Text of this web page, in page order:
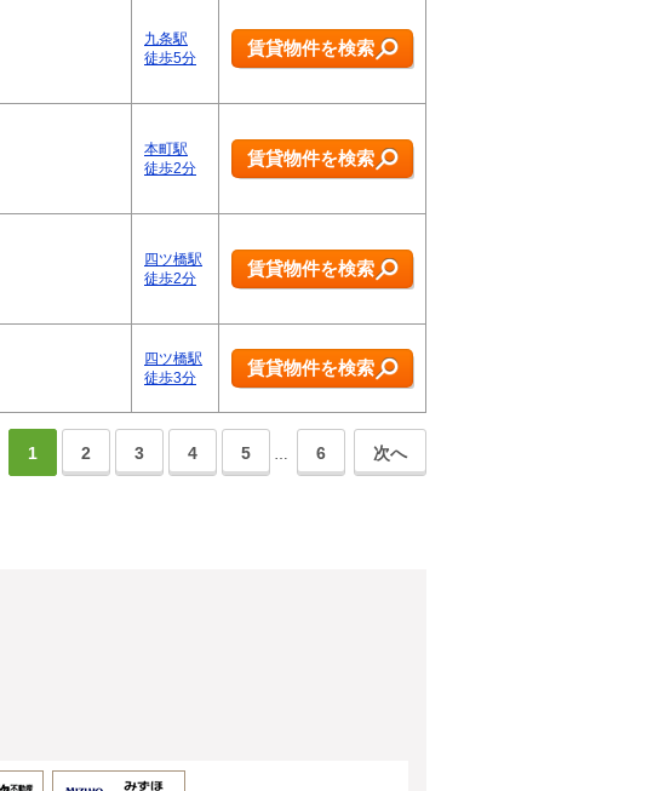
九条駅
徒歩5分
賃貸物件を検索
本町駅
徒歩2分
賃貸物件を検索
四ツ橋駅
徒歩2分
賃貸物件を検索
四ツ橋駅
徒歩3分
賃貸物件を検索
1 2 3 4 5 … 6 次へ